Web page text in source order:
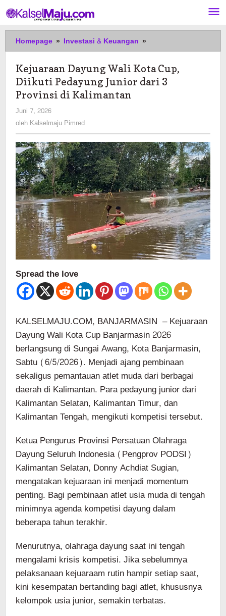
ke
konten
Homepage » Investasi & Keuangan »
Dayung
Wali
Kota
Cup,
3
Provinsi
di
Kalimantan
Kejuaraan Dayung Wali Kota Cup,
Diikuti Pedayung Junior dari 3
Provinsi di Kalimantan
Juni 7, 2026
Kalselmaju
Pimred
oleh Kalselmaju Pimred
Spread the love
KALSELMAJU.COM, BANJARMASIN – Kejuaraan
Dayung Wali Kota Cup Banjarmasin 2026
berlangsung di Sungai Awang, Kota Banjarmasin,
Sabtu (6/5/2026). Menjadi ajang pembinaan
sekaligus pemantauan atlet muda dari berbagai
daerah di Kalimantan. Para pedayung junior dari
Kalimantan Selatan, Kalimantan Timur, dan
Kalimantan Tengah, mengikuti kompetisi tersebut.
Ketua Pengurus Provinsi Persatuan Olahraga
Dayung Seluruh Indonesia (Pengprov PODSI)
Kalimantan Selatan, Donny Achdiat Sugian,
mengatakan kejuaraan ini menjadi momentum
penting. Bagi pembinaan atlet usia muda di tengah
minimnya agenda kompetisi dayung dalam
beberapa tahun terakhir.
Menurutnya, olahraga dayung saat ini tengah
mengalami krisis kompetisi. Jika sebelumnya
pelaksanaan kejuaraam rutin hampir setiap saat,
kini kesempatan bertanding bagi atlet, khususnya
kelompok usia junior, semakin terbatas.